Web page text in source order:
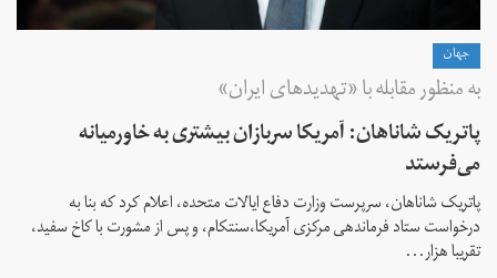
جهان
به منظور مقابله با «تهدیدهای ایران»
پاتریک شاناهان: آمریکا سربازان بیشتری به خاورمیانه
می‌فرستد
پاتریک شاناهان، سرپرست وزارت دفاع ایالات متحده، اعلام کرد که بنا به
درخواست ستاد فرماندهی مرکزی آمریکا،سنتکام، و پس از مشورت با کاخ سفید،
تقریبا هزار...